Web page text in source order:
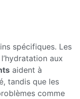
spécifiques. Les
aux
aident à
tandis que les
comme